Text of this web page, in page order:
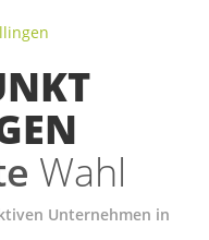
Wahl
Unternehmen in